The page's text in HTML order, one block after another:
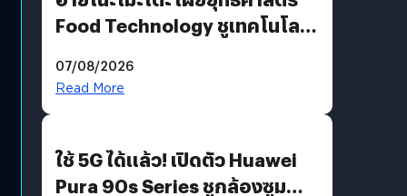
Food Technology ชูเทคโนโลยี
บริโภคและ B2B
07/08/2026
Read More
ใช้ 5G ได้แล้ว! เปิดตัว Huawei
Pura 90s Series ชูกล้องซูม